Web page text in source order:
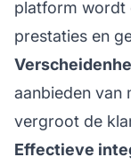
platform wordt
prestaties en
aanbieden van
vergroot de
Effectieve